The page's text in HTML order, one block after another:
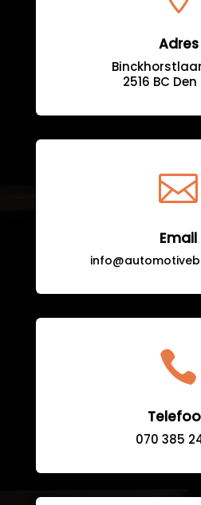
Adres
2516 BC

Email

070 385